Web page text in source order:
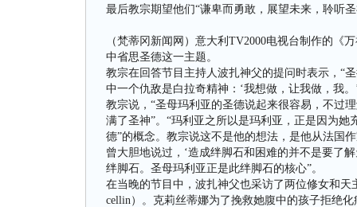
最后教宗期望他们“谦卑而勇敢，展望未来，聆听
（梵蒂冈新闻网）意大利TV2000电视台制作的《
中省思圣德这一主题。
教宗在回答节目主持人波扎神父的提问时表示，“
中一个仇敌是白拉奇精神：‘我想做，让我做，我
教宗说，“圣母玛利亚的圣德说起来很容易，不过
满了圣神”。“玛利亚之所以是玛利亚，正是因为
德”的概念。教宗说这不是他的想法，是他从法国
曾大胆地说过，‘造成绊脚石和困难的并不是要了
绊脚石。圣母玛利亚正是此绊脚石的核心”。
在当晚的节目中，波扎神父也采访了两位修女和天
cellin）。克莉丝蒂娜为了挽救她腹中的孩子拒绝